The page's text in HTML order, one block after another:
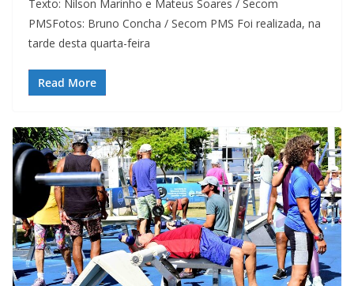
Texto: Nilson Marinho e Mateus Soares / Secom
PMSFotos: Bruno Concha / Secom PMS Foi realizada, na
tarde desta quarta-feira
Read More